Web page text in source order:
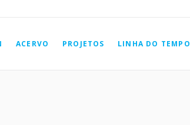
ACERVO PROJETOS LINHA DO TEMPO